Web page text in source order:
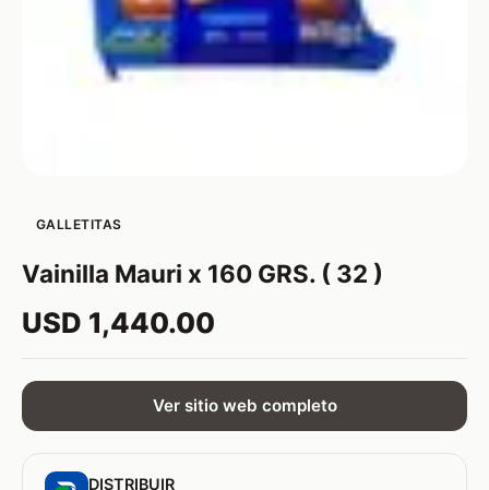
GALLETITAS
Vainilla Mauri x 160 GRS. ( 32 )
USD 1,440.00
Ver sitio web completo
DISTRIBUIR